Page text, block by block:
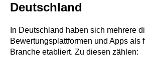
Deutschland
In Deutschland haben sich mehrere
Bewertungsplattformen und Apps als
Branche etabliert. Zu diesen zählen: